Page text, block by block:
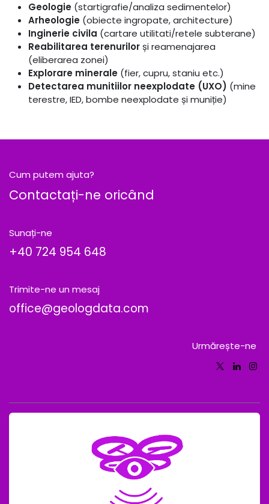
Geologie (startigrafie/analiza sedimentelor)
Arheologie (obiecte ingropate, architecture)
Inginerie civila (cartare utilitati/retele subterane)
Reabilitarea terenurilorși reamenajarea
(eliberarea zonei)
Explorare minerale (fier, cupru, staniu etc.)
Detectarea munitiilor neexplodate (UXO) (mine
terestre, IED, bombe neexplodate și muniție)
Cum putem ajuta?
Contactați-ne oricând
Sunați-ne
+40 724 954 648
Trimite-ne un mesaj
office@geologdata.com
Urmărește-ne